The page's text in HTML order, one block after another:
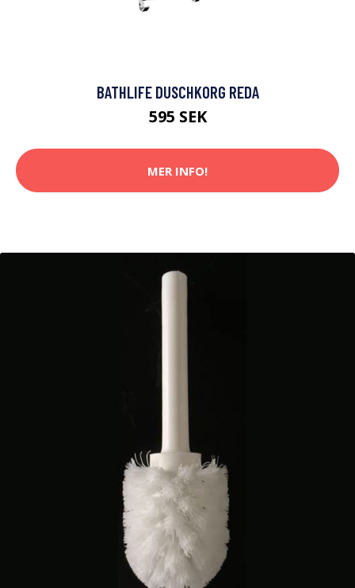
BATHLIFE DUSCHKORG REDA
595 SEK
MER INFO!